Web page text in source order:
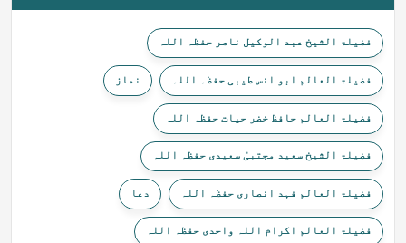
فضیلۃ الشیخ عبد الوکیل ناصر حفظہ اللہ
فضیلۃ العالم ابو انس طیبی حفظہ اللہ نماز
فضیلۃ العالم حافظ خضر حیات حفظہ اللہ
فضیلۃ الشیخ سعید مجتبیٰ سعیدی حفظہ اللہ
فضیلۃ العالم فہد انصاری حفظہ اللہ دعا
فضیلۃ العالم اکرام اللہ واحدی حفظہ اللہ